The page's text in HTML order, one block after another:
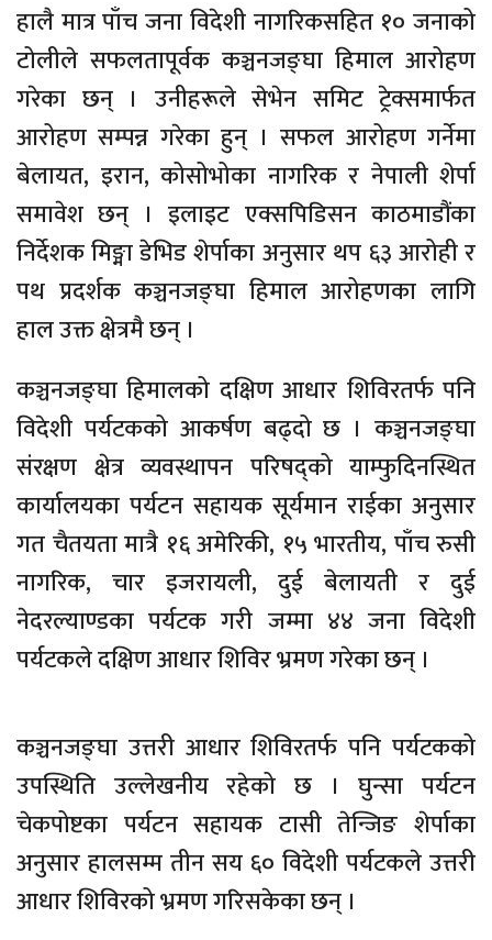
हालै मात्र पाँच जना विदेशी नागरिकसहित १० जनाको
टोलीले सफलतापूर्वक कञ्चनजङ्घा हिमाल आरोहण
गरेका छन् । उनीहरूले सेभेन समिट ट्रेक्समार्फत
आरोहण सम्पन्न गरेका हुन् । सफल आरोहण गर्नेमा
बेलायत, इरान, कोसोभोका नागरिक र नेपाली शेर्पा
समावेश छन् । इलाइट एक्सपिडिसन काठमाडौंका
निर्देशक मिङ्मा डेभिड शेर्पाका अनुसार थप ६३ आरोही र
पथ प्रदर्शक कञ्चनजङ्घा हिमाल आरोहणका लागि
हाल उक्त क्षेत्रमै छन् ।
कञ्चनजङ्घा हिमालको दक्षिण आधार शिविरतर्फ पनि
विदेशी पर्यटकको आकर्षण बढ्दो छ । कञ्चनजङ्घा
संरक्षण क्षेत्र व्यवस्थापन परिषद्को याम्फुदिनस्थित
कार्यालयका पर्यटन सहायक सूर्यमान राईका अनुसार
गत चैतयता मात्रै १६ अमेरिकी, १५ भारतीय, पाँच रुसी
नागरिक, चार इजरायली, दुई बेलायती र दुई
नेदरल्याण्डका पर्यटक गरी जम्मा ४४ जना विदेशी
पर्यटकले दक्षिण आधार शिविर भ्रमण गरेका छन् ।
कञ्चनजङ्घा उत्तरी आधार शिविरतर्फ पनि पर्यटकको
उपस्थिति उल्लेखनीय रहेको छ । घुन्सा पर्यटन
चेकपोष्टका पर्यटन सहायक टासी तेन्जिङ शेर्पाका
अनुसार हालसम्म तीन सय ६० विदेशी पर्यटकले उत्तरी
आधार शिविरको भ्रमण गरिसकेका छन् ।